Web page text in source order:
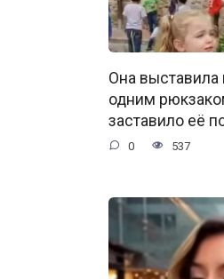
Она выставила
одним
заставило её
0 537